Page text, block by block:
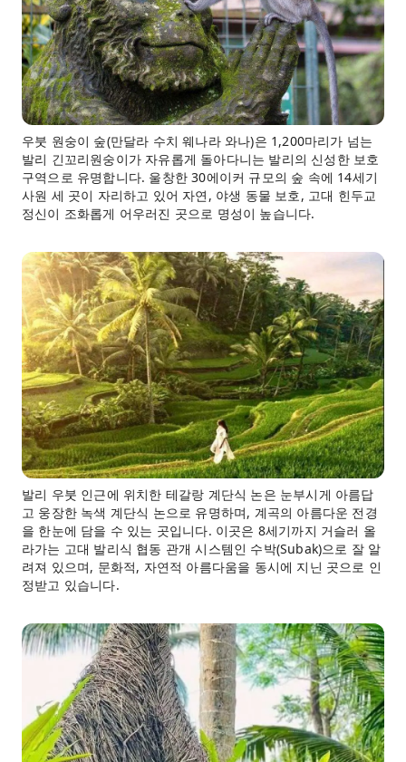
우붓 원숭이 숲(만달라 수치 웨나라 와나)은 1,200마리가 넘는
발리 긴꼬리원숭이가 자유롭게 돌아다니는 발리의 신성한 보호
구역으로 유명합니다. 울창한 30에이커 규모의 숲 속에 14세기
사원 세 곳이 자리하고 있어 자연, 야생 동물 보호, 고대 힌두교
정신이 조화롭게 어우러진 곳으로 명성이 높습니다.
발리 우붓 인근에 위치한 테갈랑 계단식 논은 눈부시게 아름답
고 웅장한 녹색 계단식 논으로 유명하며, 계곡의 아름다운 전경
을 한눈에 담을 수 있는 곳입니다. 이곳은 8세기까지 거슬러 올
라가는 고대 발리식 협동 관개 시스템인 수박(Subak)으로 잘 알
려져 있으며, 문화적, 자연적 아름다움을 동시에 지닌 곳으로 인
정받고 있습니다.